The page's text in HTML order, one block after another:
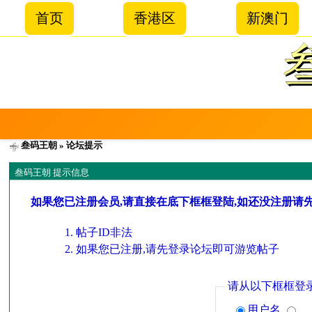
首页 香港区 新澳门
叁码王朝 » 论坛提示
叁码王朝 提示信息
如果您已注册会员,请直接在底下框框登陆,如还没注册请
帖子ID非法
如果您已注册,请先登录论坛即可游览帖子
请从以下框框登
用户名